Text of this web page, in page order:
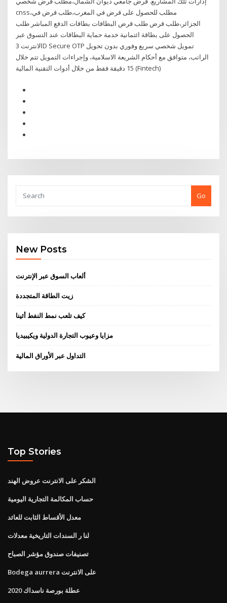
cnss،مطلب للحصول على قرض في المغرب،طلب قرض في
الجزائر،طلب قرض طلب قرض البطاقات بطاقات الدفع المباشر طلب
الحصول على بطاقة ائتمانية خدمة حماية البطاقات عند التسوق عبر
الانترنت 3D Secure OTP تمويل شخصي سريع وفوري بدون تحويل
الراتب، متوافق مع أحكام الشريعة الاسلامية، وإجراءات التمويل تتم خلال
15 دقيقة فقط من خلال أدوات التقنية المالية (Fintech)
Go
New Posts
ألعاب السوق عبر الإنترنت
زيت الطاقة المتجددة
كيف تلعب نمط النفط أثينا
مزايا وعيوب التجارة الدولية ويكيبيديا
التداول عبر الأوراق المالية
Top Stories
الشكر على الانترنت عروض الهند
حساب المكالمة التجارية اليومية
معدل الأقساط الثابت للعائد
لنا ر السندات التاريخية معدلات
تصنيفات صندوق مؤشر الصباح
Bodega aurrera على الانترنت
عطلة بورصة ناسداك 2020